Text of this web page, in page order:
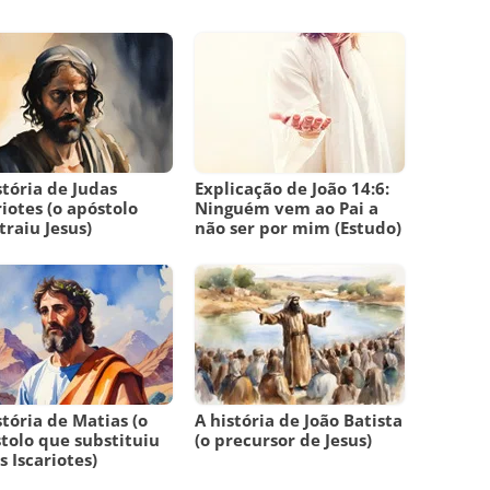
de Judas
(o apóstolo
Jesus)
Explicação de João 14:6:
Ninguém vem ao Pai a
não ser por mim (Estudo)
de Matias (o
que substituiu
Iscariotes)
A história de João Batista
(o precursor de Jesus)